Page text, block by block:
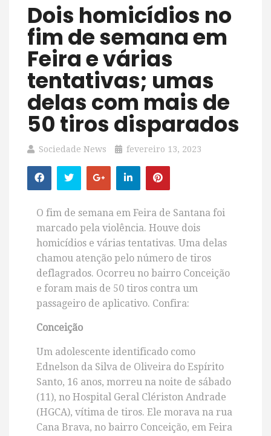
Dois homicídios no
fim de semana em
Feira e várias
tentativas; umas
delas com mais de
50 tiros disparados
Sociedade News fevereiro 13, 2023
O fim de semana em Feira de Santana foi
marcado pela violência. Houve dois
homicídios e várias tentativas. Uma delas
chamou atenção pelo número de tiros
deflagrados. Ocorreu no bairro Conceição
e foram mais de 50 tiros contra um
passageiro de aplicativo. Confira:
Conceição
Um adolescente identificado como
Ednelson da Silva de Oliveira do Espírito
Santo, 16 anos, morreu na noite de sábado
(11), no Hospital Geral Clériston Andrade
(HGCA), vítima de tiros. Ele morava na rua
Cana Brava, no bairro Conceição, em Feira